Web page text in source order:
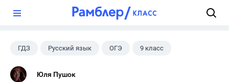
ГДЗ Русский язык ОГЭ 9 класс
+1
Юля Пушок